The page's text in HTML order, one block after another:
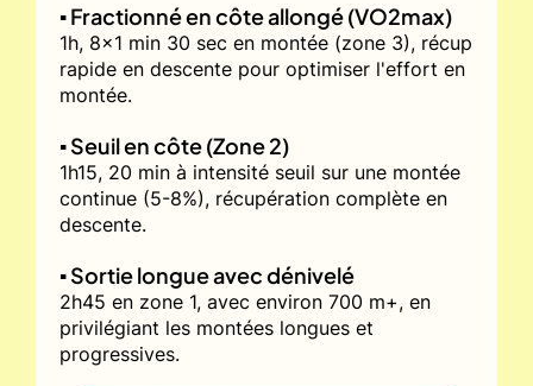
▪️ Fractionné en côte allongé (VO2max)
1h, 8x1 min 30 sec en montée (zone 3), récup
rapide en descente pour optimiser l'effort en
montée.
▪️ Seuil en côte (Zone 2)
1h15, 20 min à intensité seuil sur une montée
continue (5-8%), récupération complète en
descente.
▪️ Sortie longue avec dénivelé
2h45 en zone 1, avec environ 700 m+, en
privilégiant les montées longues et
progressives.